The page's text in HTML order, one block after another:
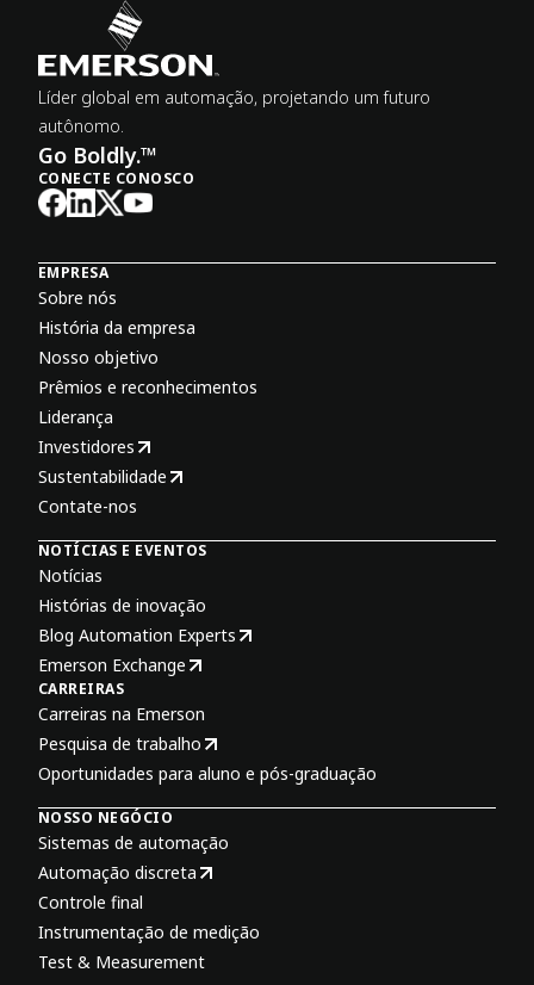
Líder global em automação, projetando um futuro
autônomo.
Go Boldly.™
CONECTE CONOSCO
EMPRESA
Sobre nós
História da empresa
Nosso objetivo
Prêmios e reconhecimentos
Liderança
Investidores
Sustentabilidade
Contate-nos
NOTÍCIAS E EVENTOS
Notícias
Histórias de inovação
Blog Automation Experts
Emerson Exchange
CARREIRAS
Carreiras na Emerson
Pesquisa de trabalho
Oportunidades para aluno e pós-graduação
NOSSO NEGÓCIO
Sistemas de automação
Automação discreta
Controle final
Instrumentação de medição
Test & Measurement